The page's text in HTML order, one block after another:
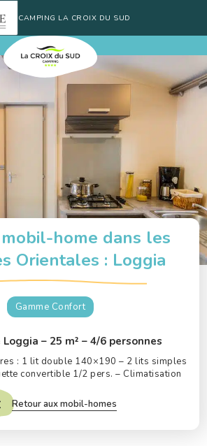
CAMPING LA CROIX DU SUD
home dans les
Orientales : Loggia
Gamme Confort
– 25 m² – 4/6 personnes
: 1 lit double 140×190 – 2 lits simples
convertible 1/2 pers. – Climatisation
Retour aux mobil-homes